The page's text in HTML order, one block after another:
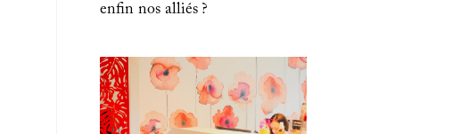
enfin nos alliés ?